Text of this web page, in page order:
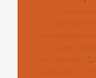
Lukes
rezinator.de
,